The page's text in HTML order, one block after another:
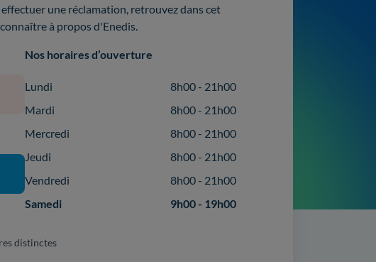
une réclamation, retrouvez dans cet
à propos d'Enedis.
Nos horaires d’ouverture
Lundi
8h00 - 21h00
Mardi
8h00 - 21h00
Mercredi
8h00 - 21h00
Jeudi
8h00 - 21h00
Vendredi
8h00 - 21h00
Samedi
9h00 - 19h00
distinctes